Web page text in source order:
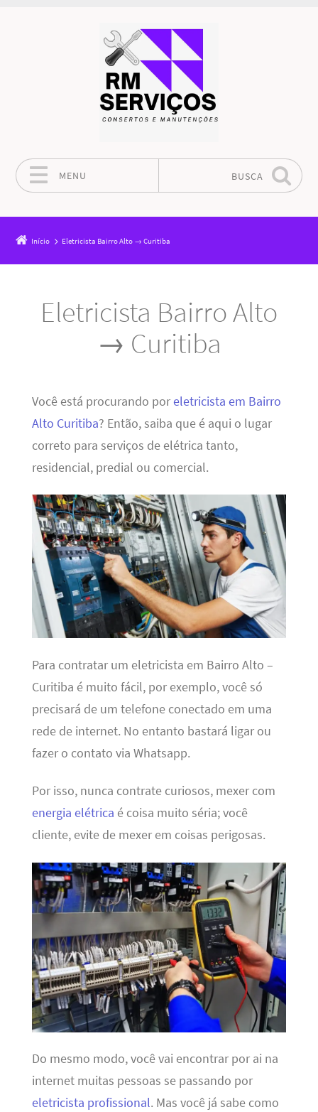
MENU BUSCA
Início Eletricista Bairro Alto → Curitiba
Eletricista Bairro Alto
→ Curitiba
Você está procurando poreletricista em Bairro
Alto Curitiba? Então, saiba que é aqui o lugar
correto para serviços de elétrica tanto,
residencial, predial ou comercial.
Para contratar um eletricista em Bairro Alto –
Curitiba é muito fácil, por exemplo, você só
precisará de um telefone conectado em uma
rede de internet. No entanto bastará ligar ou
fazer o contato via Whatsapp.
Por isso, nunca contrate curiosos, mexer com
energia elétrica é coisa muito séria; você
cliente, evite de mexer em coisas perigosas.
Do mesmo modo, você vai encontrar por ai na
internet muitas pessoas se passando por
eletricista profissional. Mas você já sabe como